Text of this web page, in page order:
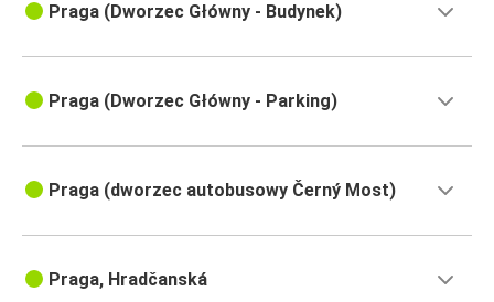
Praga (Dworzec Główny - Budynek)
Praga (Dworzec Główny - Parking)
Praga (dworzec autobusowy Černý Most)
Praga, Hradčanská